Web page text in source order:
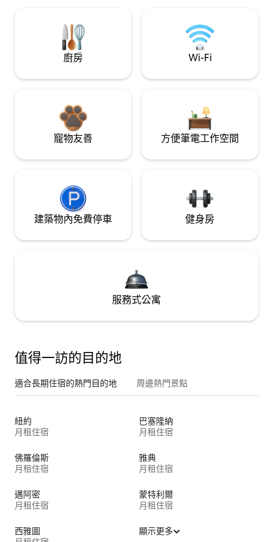
廚房 Wi-Fi
寵物友善 方便筆電工作空間
建築物內免費停車 健身房
服務式公寓
值得一訪的目的地
適合長期住宿的熱門目的地 周邊熱門景點
紐約
月租住宿
巴塞隆納
月租住宿
佛羅倫斯
月租住宿
雅典
月租住宿
邁阿密
月租住宿
蒙特利爾
月租住宿
西雅圖
顯示更多